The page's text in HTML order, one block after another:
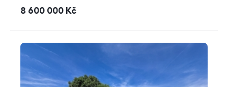
cena
8 600 000 Kč